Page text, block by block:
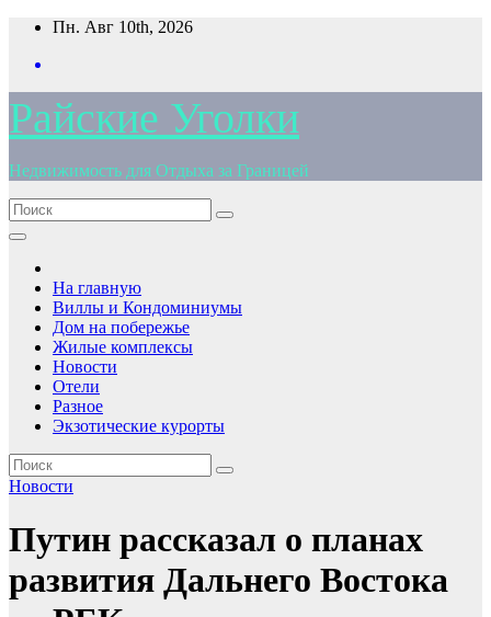
Перейти
содержимому
Пн. Авг 10th, 2026
Райские Уголки
Недвижимость для Отдыха за Границей
На главную
Виллы и Кондоминиумы
Дом на побережье
Жилые комплексы
Новости
Отели
Разное
Экзотические курорты
Новости
Путин рассказал о планах
развития Дальнего Востока